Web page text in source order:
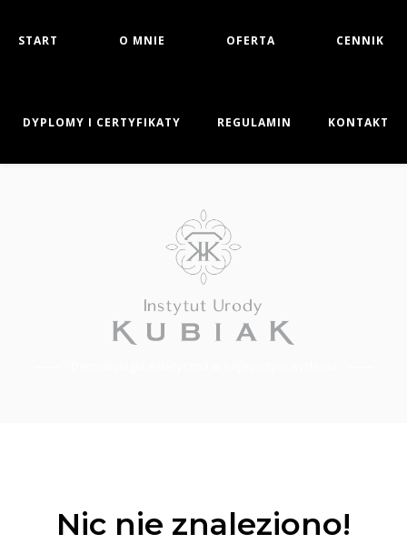
START O MNIE OFERTA CENNIK
DYPLOMY I CERTYFIKATY REGULAMIN KONTAKT
Nic nie znaleziono!